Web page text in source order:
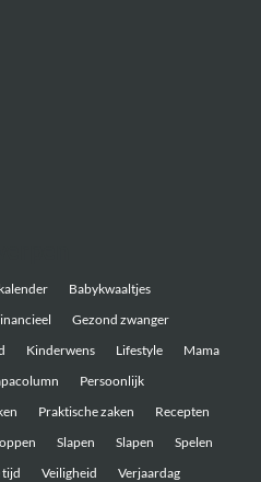
Babykwaaltjes
Gezond zwanger
Kinderwens Lifestyle
Mama
Persoonlijk
Praktische zaken
Recepten
Slapen Slapen
Spelen
tijd Veiligheid Verjaardag